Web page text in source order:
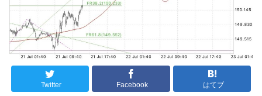
Twitter Facebook はてブ